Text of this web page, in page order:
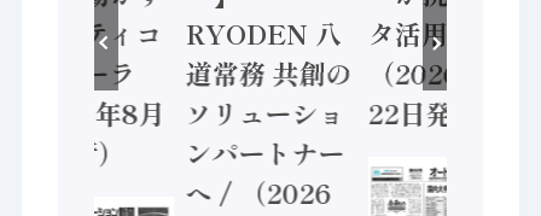
セーフティコ
ントローラ
（2026年8月
5日発行）
RYODEN 八
道常務 共創の
ソリューショ
ンパートナー
へ / （2026
タ活用 など
（2026年7月
22日発行）